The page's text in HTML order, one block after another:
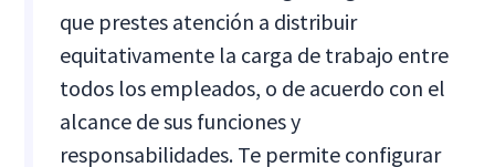
que prestes atención a distribuir
equitativamente la carga de trabajo entre
todos los empleados, o de acuerdo con el
alcance de sus funciones y
responsabilidades. Te permite configurar